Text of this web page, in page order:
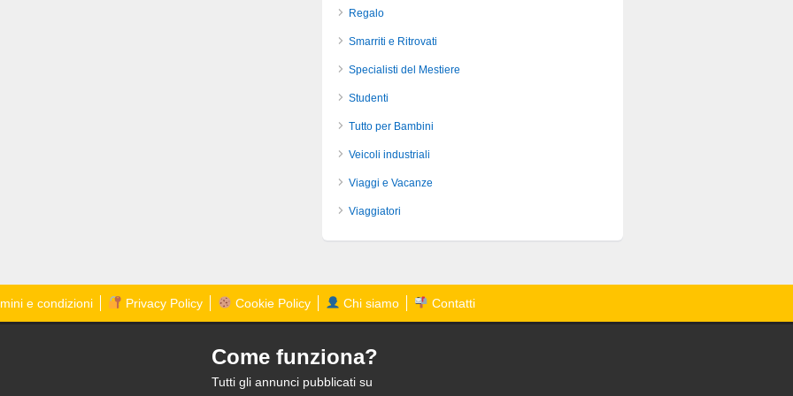
Regalo
Smarriti e Ritrovati
Specialisti del Mestiere
Studenti
Tutto per Bambini
Veicoli industriali
Viaggi e Vacanze
Viaggiatori
e condizioni Privacy Policy Cookie Policy Chi siamo Contatti
Come funziona?
Tutti gli annunci pubblicati su